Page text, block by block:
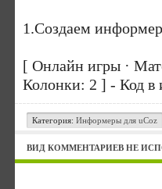
1.Создаем
[ Онлайн игры ·
Колонки: 2 ] - Код в
Категория: Информеры для uCoz
ВИД КОММЕНТАРИЕВ НЕ